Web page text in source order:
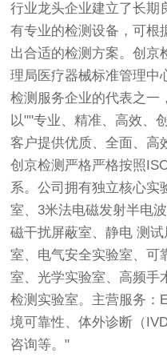
行业龙头企业建立了长期
有专业的检测设备，可根
出合适的检测方案。创京
理局医疗器械标准管理中
检测服务企业的代表之一
以""专业、精准、高效、
客户提供优质、全面、高
创京检测 严格严格按照
系。公司拥有独立核心实
室、3米法电磁发射半电
磁干扰屏蔽室、静电 测
室、电气安全实验室、可
室、光学实验室、高频手
检测实验室。主营服务：
境可靠性、体外诊断（
咨询等。"